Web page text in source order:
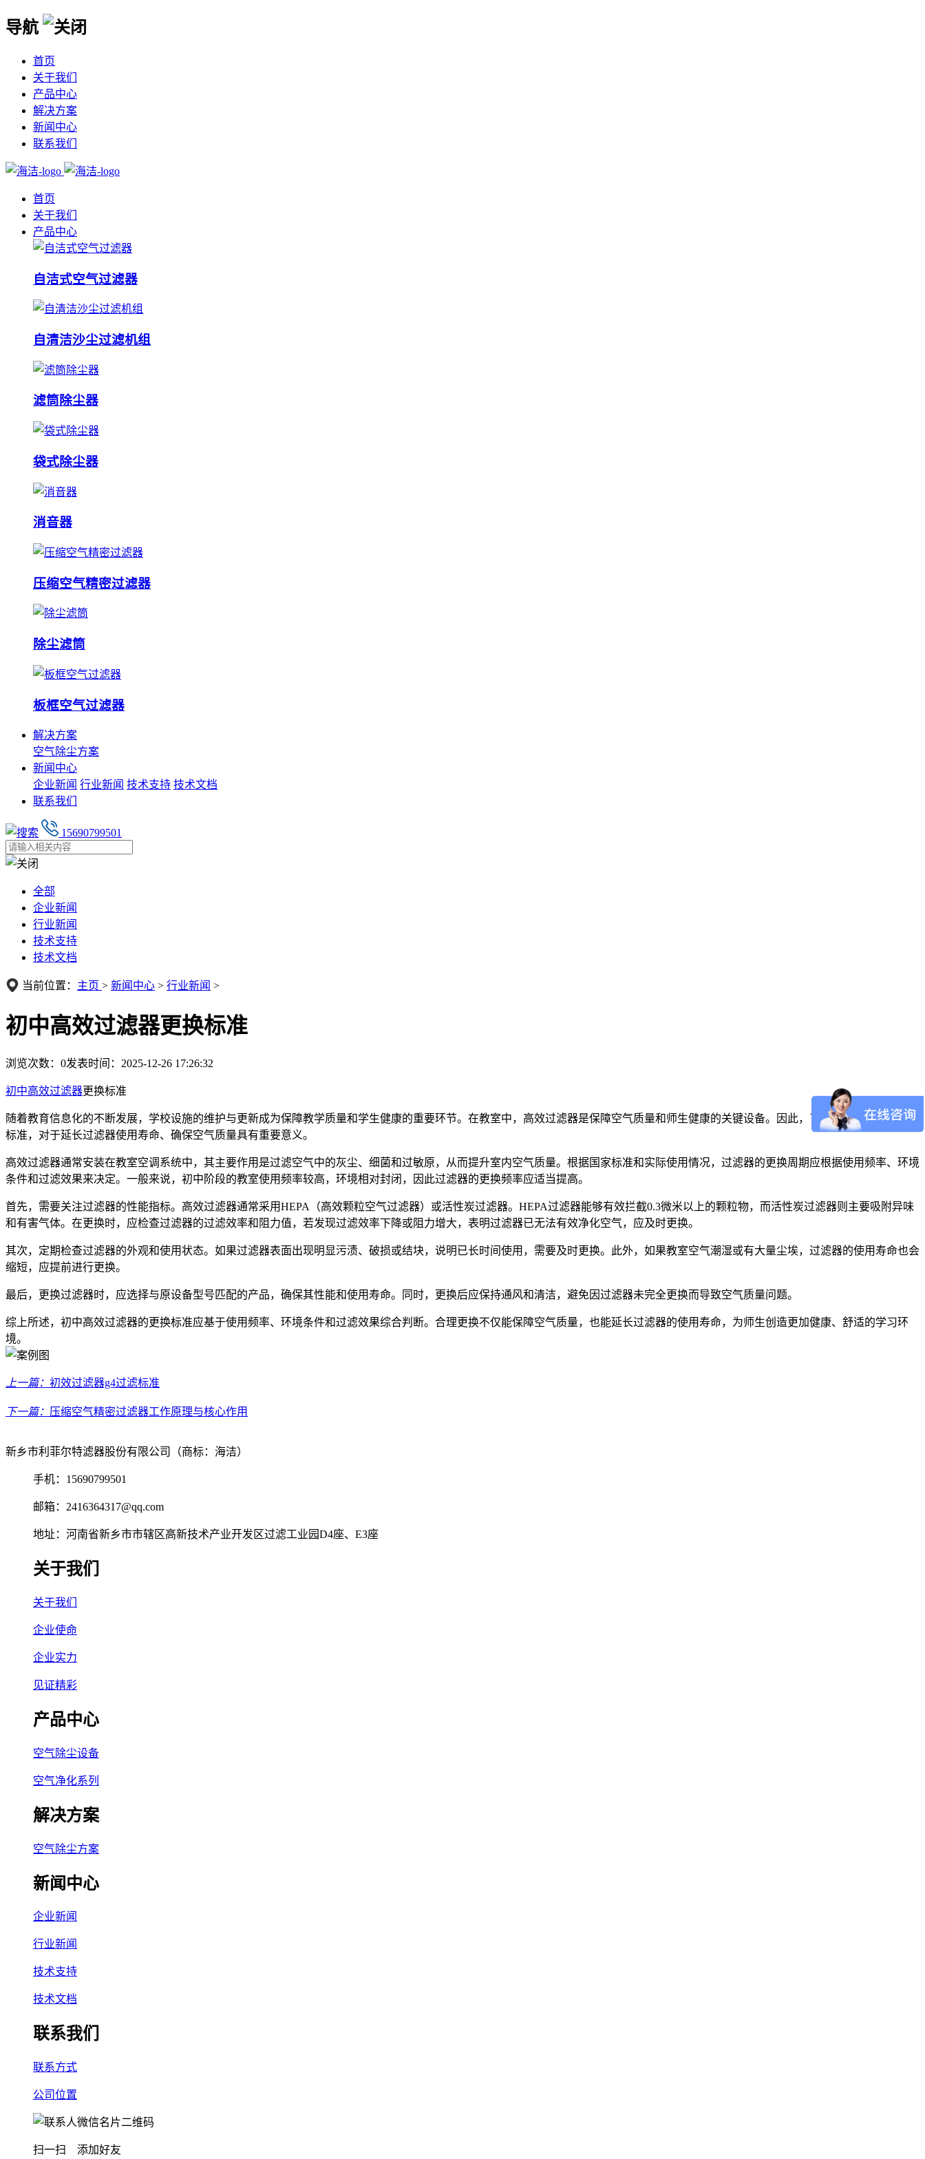
导航
首页
关于我们
产品中心
解决方案
新闻中心
联系我们
首页
关于我们
产品中心
自洁式空气过滤器
自清洁沙尘过滤机组
滤筒除尘器
袋式除尘器
消音器
压缩空气精密过滤器
除尘滤筒
板框空气过滤器
解决方案
空气除尘方案
新闻中心
企业新闻 行业新闻 技术支持 技术文档
联系我们
15690799501
全部
企业新闻
行业新闻
技术支持
技术文档
当前位置： 主页 > 新闻中心 > 行业新闻 >
初中高效过滤器更换标准
浏览次数： 0发表时间：2025-12-26 17:26:32
初中高效过滤器更换标准
随着教育信息化的不断发展，学校设施的维护与更新成为保障教学质量和学生健康的重要环节。在教室中，高效过滤器是保障空气质量和师生健康的关键设备。因此，了解并遵循合理的更换
标准，对于延长过滤器使用寿命、确保空气质量具有重要意义。
高效过滤器通常安装在教室空调系统中，其主要作用是过滤空气中的灰尘、细菌和过敏原，从而提升室内空气质量。根据国家标准和实际使用情况，过滤器的更换周期应根据使用频率、环境
条件和过滤效果来决定。一般来说，初中阶段的教室使用频率较高，环境相对封闭，因此过滤器的更换频率应适当提高。
首先，需要关注过滤器的性能指标。高效过滤器通常采用HEPA（高效颗粒空气过滤器）或活性炭过滤器。HEPA过滤器能够有效拦截0.3微米以上的颗粒物，而活性炭过滤器则主要吸附异味
和有害气体。在更换时，应检查过滤器的过滤效率和阻力值，若发现过滤效率下降或阻力增大，表明过滤器已无法有效净化空气，应及时更换。
其次，定期检查过滤器的外观和使用状态。如果过滤器表面出现明显污渍、破损或结块，说明已长时间使用，需要及时更换。此外，如果教室空气潮湿或有大量尘埃，过滤器的使用寿命也会
缩短，应提前进行更换。
最后，更换过滤器时，应选择与原设备型号匹配的产品，确保其性能和使用寿命。同时，更换后应保持通风和清洁，避免因过滤器未完全更换而导致空气质量问题。
综上所述，初中高效过滤器的更换标准应基于使用频率、环境条件和过滤效果综合判断。合理更换不仅能保障空气质量，也能延长过滤器的使用寿命，为师生创造更加健康、舒适的学习环
境。
上一篇： 初效过滤器g4过滤标准
下一篇： 压缩空气精密过滤器工作原理与核心作用
新乡市利菲尔特滤器股份有限公司（商标：海洁）
手机：15690799501
邮箱：2416364317@qq.com
地址：河南省新乡市市辖区高新技术产业开发区过滤工业园D4座、E3座
关于我们
关于我们
企业使命
企业实力
见证精彩
产品中心
空气除尘设备
空气净化系列
解决方案
空气除尘方案
新闻中心
企业新闻
行业新闻
技术支持
技术文档
联系我们
联系方式
公司位置
扫一扫 添加好友